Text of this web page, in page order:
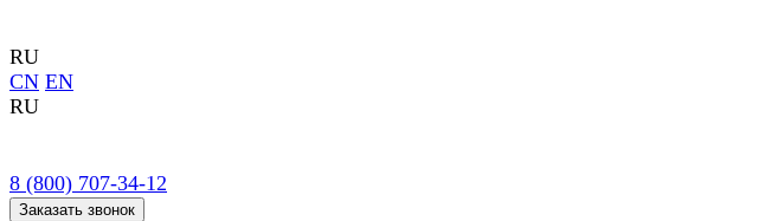
RU
CN EN
RU
8 (800) 707-34-12
Заказать звонок